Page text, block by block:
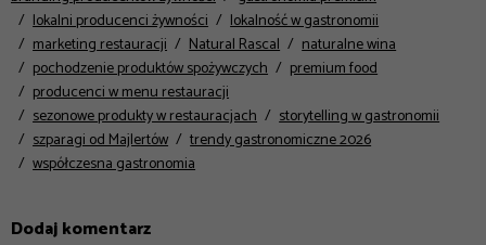
lokalni producenci żywności
lokalność w gastronomii
marketing restauracji
Natural Rascal
naturalne wina
pochodzenie produktów spożywczych
premium food
producenci w menu restauracji
sezonowe produkty w restauracjach
storytelling w gastronomii
szparagi od Majlertów
trendy gastronomiczne 2026
współczesna gastronomia
Dodaj komentarz